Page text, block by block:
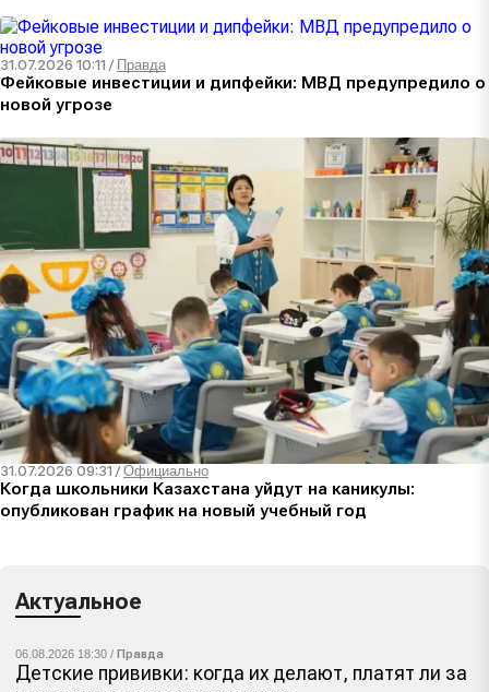
31.07.2026 10:11 / Правда
Фейковые инвестиции и дипфейки: МВД предупредило о
новой угрозе
31.07.2026 09:31/Официально
Когда школьники Казахстана уйдут на каникулы:
опубликован график на новый учебный год
Актуальное
06.08.2026 18:30 / Правда
Детские прививки: когда их делают, платят ли за